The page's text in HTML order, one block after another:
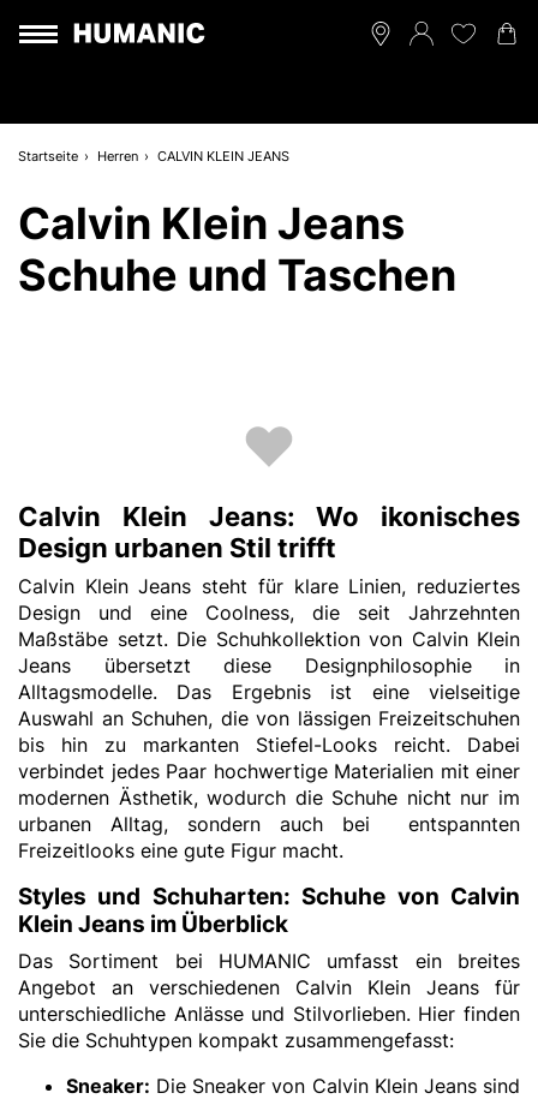
Startseite Herren CALVIN KLEIN JEANS
Calvin Klein Jeans
Schuhe und Taschen
Calvin Klein Jeans: Wo ikonisches
Design urbanen Stil trifft
Calvin Klein Jeans steht für klare Linien, reduziertes
Design und eine Coolness, die seit Jahrzehnten
Maßstäbe setzt. Die Schuhkollektion von Calvin Klein
Jeans übersetzt diese Designphilosophie in
Alltagsmodelle. Das Ergebnis ist eine vielseitige
Auswahl an Schuhen, die von lässigen Freizeitschuhen
bis hin zu markanten Stiefel-Looks reicht. Dabei
verbindet jedes Paar hochwertige Materialien mit einer
modernen Ästhetik, wodurch die Schuhe nicht nur im
urbanen Alltag, sondern auch bei entspannten
Freizeitlooks eine gute Figur macht.
Styles und Schuharten: Schuhe von Calvin
Klein Jeans im Überblick
Das Sortiment bei HUMANIC umfasst ein breites
Angebot an verschiedenen Calvin Klein Jeans für
unterschiedliche Anlässe und Stilvorlieben. Hier finden
Sie die Schuhtypen kompakt zusammengefasst:
Sneaker: Die Sneaker von Calvin Klein Jeans sind